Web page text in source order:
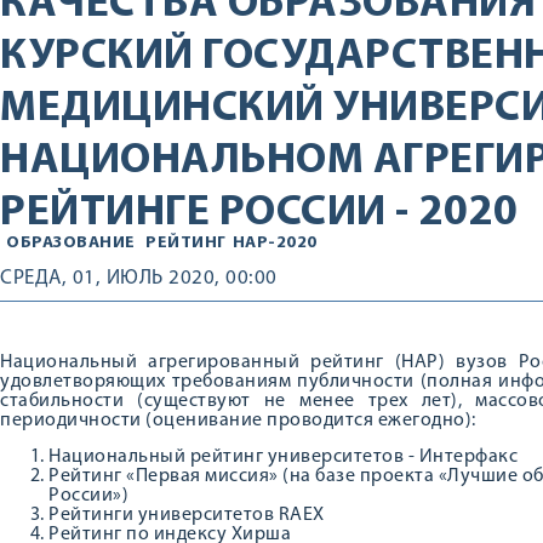
КУРСКИЙ
МЕДИЦИНСКИЙ
НАЦИОНАЛЬНОМ
РЕЙТИНГЕ РОССИИ - 2020
ОБРАЗОВАНИЕ РЕЙТИНГ НАР-2020
СРЕДА, 01, ИЮЛЬ 2020, 00:00
Национальный агрегированный рейтинг (НАР) вузов
удовлетворяющих требованиям публичности (полная
стабильности (существуют не менее трех лет),
периодичности (оценивание проводится ежегодно):
Национальный рейтинг университетов - Интерфакс
Рейтинг «Первая миссия» (на базе проекта «Лучшие
России»)
Рейтинги университетов RAEX
Рейтинг по индексу Хирша